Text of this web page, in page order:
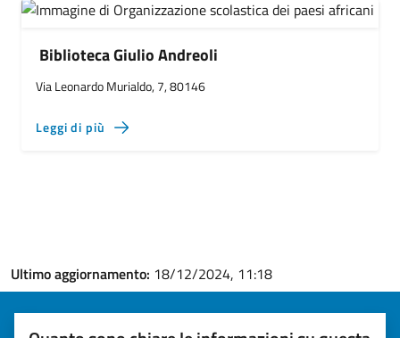
Biblioteca Giulio Andreoli
Via Leonardo Murialdo, 7, 80146
Leggi di più
Ultimo aggiornamento: 18/12/2024, 11:18